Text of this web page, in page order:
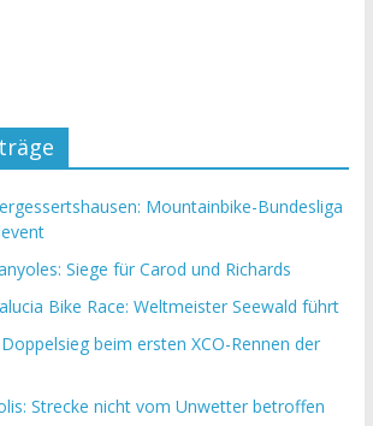
Mountainbike-Bundesliga
Siege für Carod und Richards
Bike Race: Weltmeister Seewald führt
beim ersten XCO-Rennen der
Strecke nicht vom Unwetter betroffen